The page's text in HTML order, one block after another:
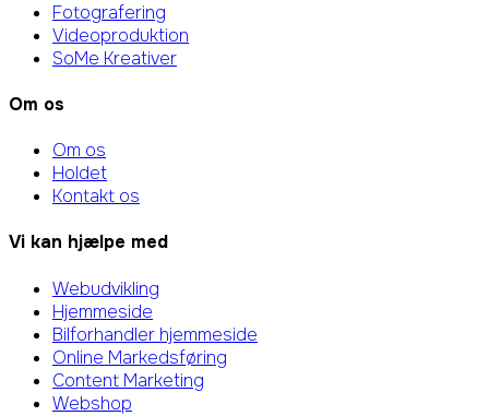
Fotografering
Videoproduktion
SoMe Kreativer
Om os
Om os
Holdet
Kontakt os
Vi kan hjælpe med
Webudvikling
Hjemmeside
Bilforhandler hjemmeside
Online Markedsføring
Content Marketing
Webshop